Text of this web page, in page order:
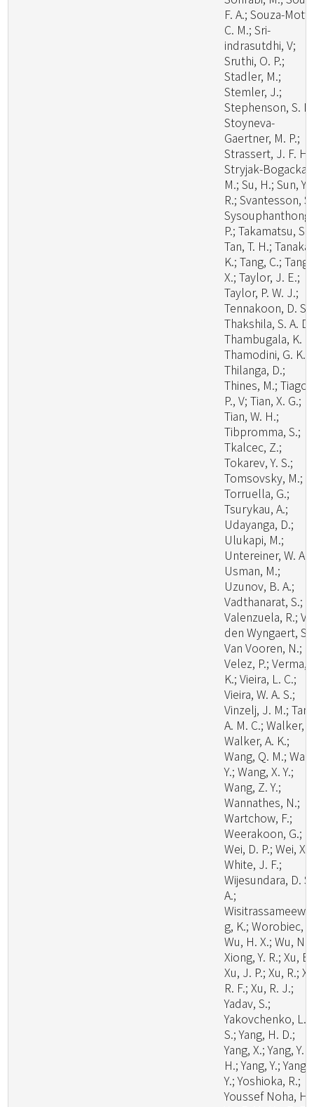
F. A.; Souza-
C. M.; Sri-
indrasutdhi, V;
Sruthi, O. P.;
Stadler, M.;
Stemler, J.;
Stephenson, S.
Stoyneva-
Gaertner, M. P.;
Strassert, J. F. H.;
Stryjak-Bogacka,
M.; Su, H.; Sun, Y.
R.; Svantesson,
Sysouphanthong,
P.; Takamatsu, S.;
Tan, T. H.; Tanaka,
K.; Tang, C.; Tang,
X.; Taylor, J. E.;
Taylor, P. W. J.;
Tennakoon, D. S.;
Thakshila, S. A.
Thambugala, K.
Thamodini, G. K.;
Thilanga, D.;
Thines, M.; Tiago,
P., V; Tian, X. G.;
Tian, W. H.;
Tibpromma, S.;
Tkalcec, Z.;
Tokarev, Y. S.;
Tomsovsky, M.;
Torruella, G.;
Tsurykau, A.;
Udayanga, D.;
Ulukapi, M.;
Untereiner, W. A.;
Usman, M.;
Uzunov, B. A.;
Vadthanarat, S.;
Valenzuela, R.;
den Wyngaert, S.;
Van Vooren, N.;
Velez, P.; Verma,
K.; Vieira, L. C.;
Vieira, W. A. S.;
Vinzelj, J. M.;
A. M. C.; Walker,
Walker, A. K.;
Wang, Q. M.;
Y.; Wang, X. Y.;
Wang, Z. Y.;
Wannathes, N.;
Wartchow, F.;
Weerakoon, G.;
Wei, D. P.; Wei, X.;
White, J. F.;
Wijesundara, D. S.
A.;
g, K.; Worobiec,
Wu, H. X.; Wu, N.;
Xiong, Y. R.; Xu,
Xu, J. P.; Xu, R.;
R. F.; Xu, R. J.;
Yadav, S.;
Yakovchenko, L.
S.; Yang, H. D.;
Yang, X.; Yang, Y.
H.; Yang, Y.; Yang,
Y.; Yoshioka, R.;
Youssef Noha, H.;